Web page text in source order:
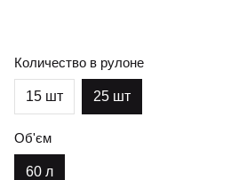
Количество в рулоне
15 шт 25 шт
Об'єм
60 л